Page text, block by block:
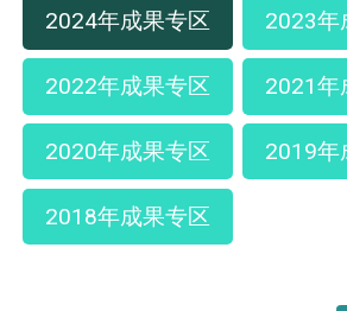
2024年成果专区 2023年
2022年成果专区 2021年
2020年成果专区 2019年
2018年成果专区